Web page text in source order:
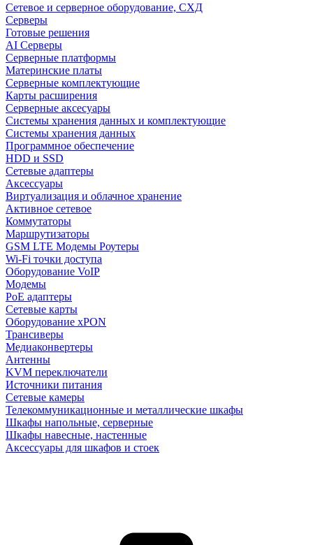
Сетевое и серверное оборудование, СХД
Cерверы
Готовые решения
AI Серверы
Серверные платформы
Материнские платы
Серверные комплектующие
Карты расширения
Серверные аксесуары
Системы хранения данных и комплектующие
Системы хранения данных
Программное обеспечение
HDD и SSD
Сетевые адаптеры
Аксессуары
Виртуализация и облачное хранение
Активное сетевое
Коммутаторы
Маршрутизаторы
GSM LTE Модемы Роутеры
Wi-Fi точки доступа
Оборудование VoIP
Модемы
PoE адаптеры
Сетевые карты
Оборудование xPON
Трансиверы
Медиаконвертеры
Антенны
KVM переключатели
Источники питания
Сетевые камеры
Телекоммуникационные и металлические шкафы
Шкафы напольные, серверные
Шкафы навесные, настенные
Аксессуары для шкафов и стоек